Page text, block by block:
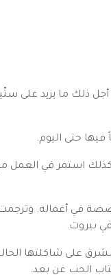
أجل ذلك ما يزيد على
استمر في العمل مع
التي صارت دار النشر المتخصصة في
بيروت.
على شاكلتها
الحب عن بعد.